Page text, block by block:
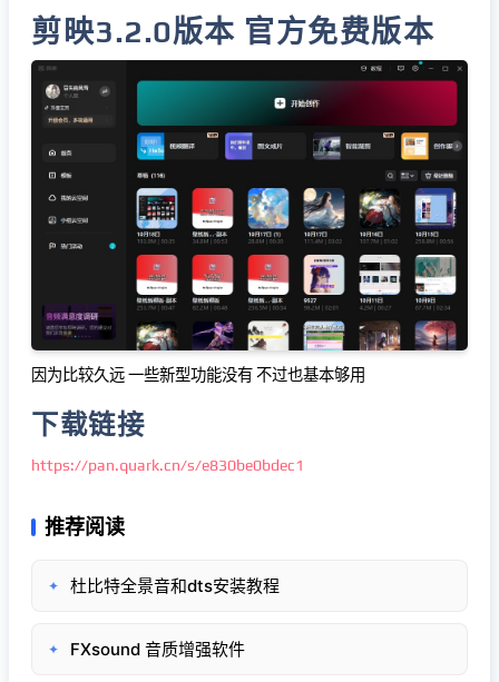
剪映3.2.0版本 官方免费版本
因为比较久远 一些新型功能没有 不过也基本够用
下载链接
https://pan.quark.cn/s/e830be0bdec1
推荐阅读
✦ 杜比特全景音和dts安装教程
✦ FXsound 音质增强软件